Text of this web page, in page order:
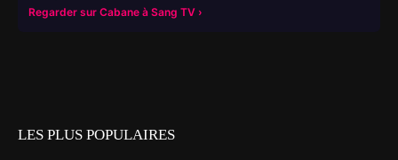
Regarder sur Cabane à Sang TV
LES PLUS POPULAIRES